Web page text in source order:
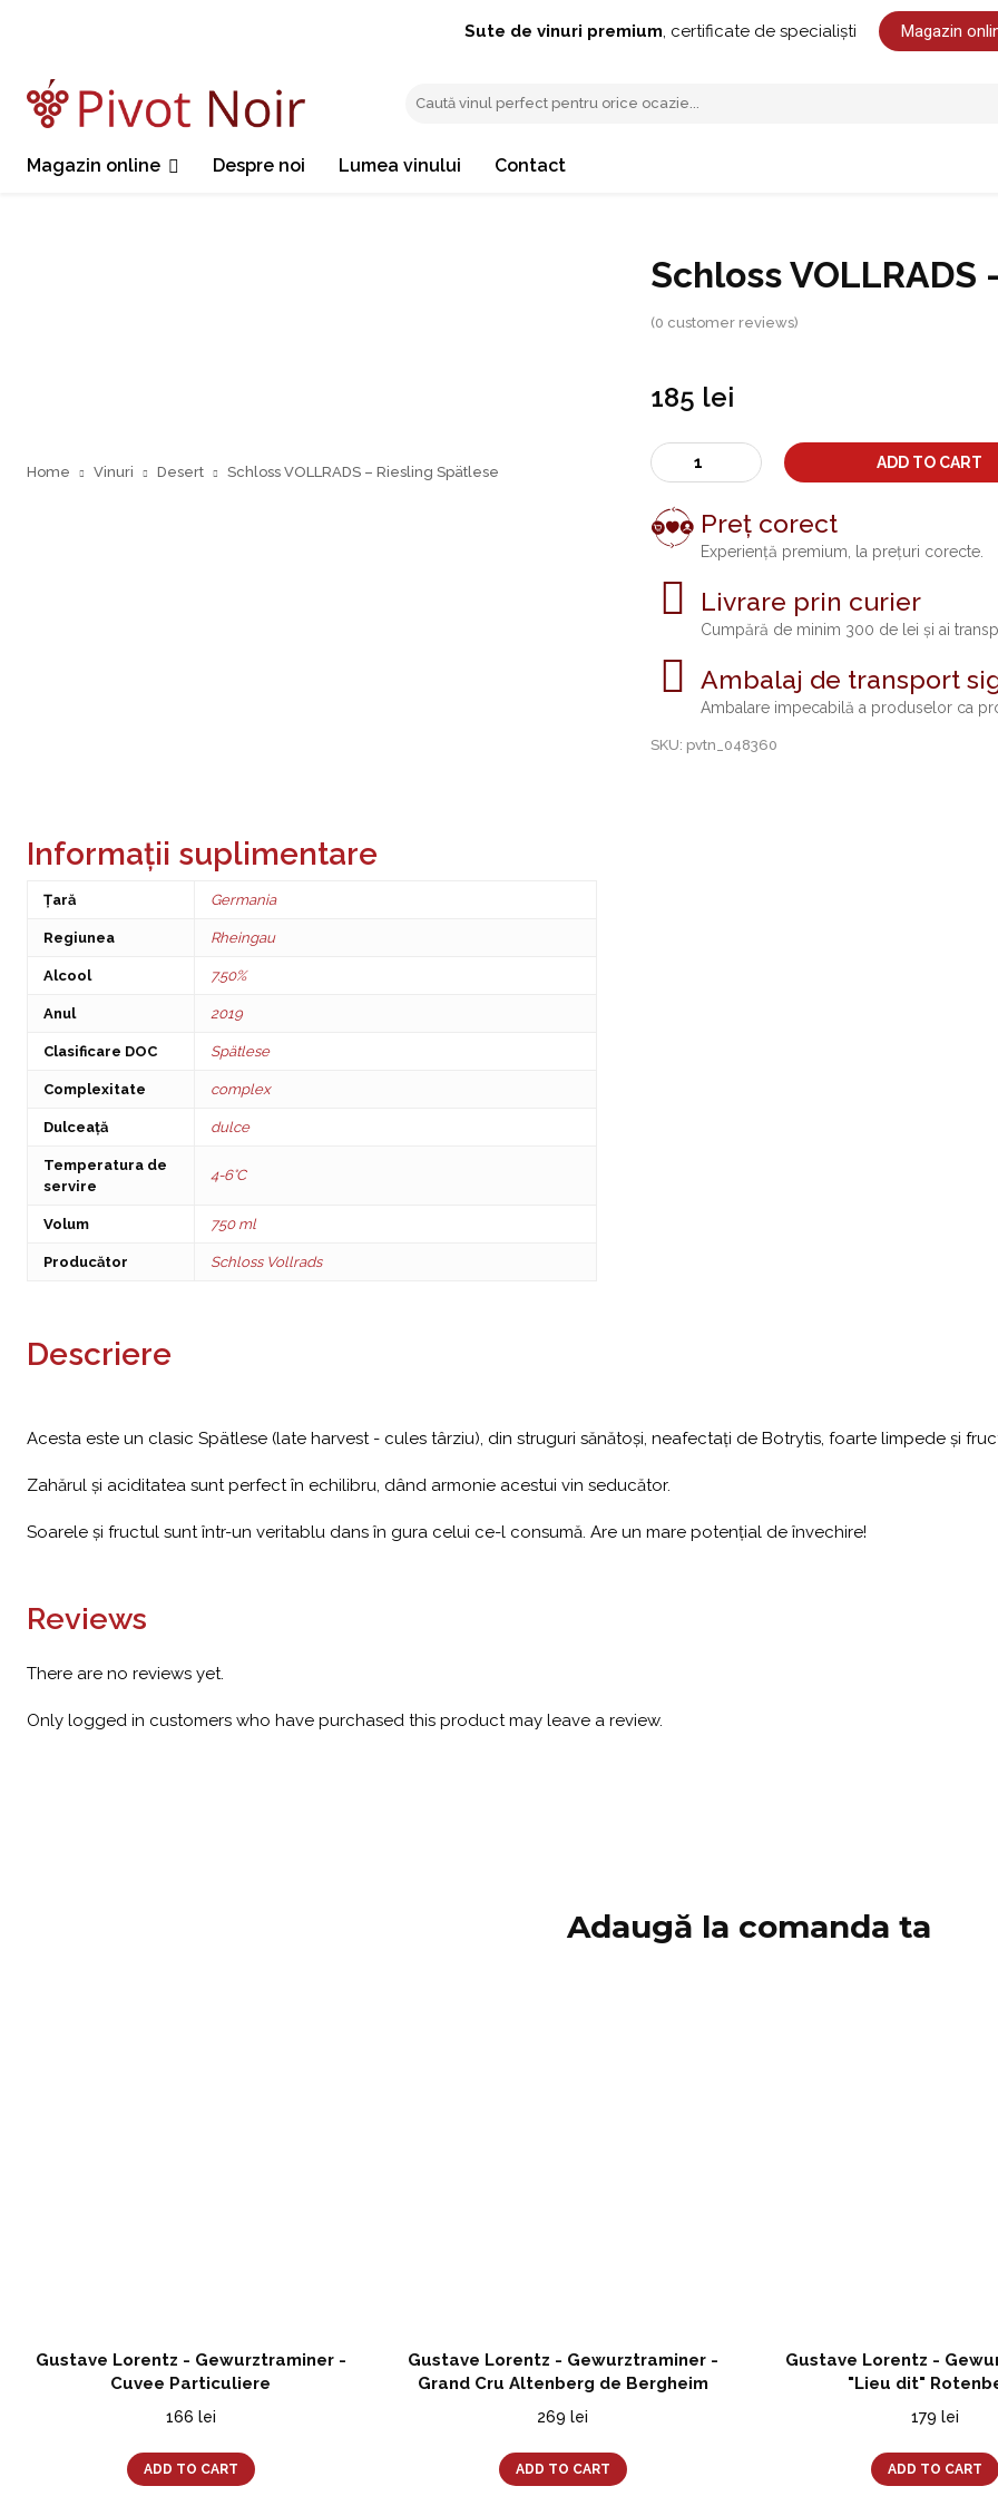
Sute de vinuri premium, certificate de specialiști Magazin
Magazin online Despre noi Lumea vinului Contact
Home Vinuri Desert Schloss VOLLRADS – Riesling Spätlese
Schloss
(0 customer reviews)
185 lei
Schloss
VOLLRADS
Riesling
Spätlese
ADD TO CART
Preț corect
Experiență premium, la prețuri corecte.
Livrare prin curier
Cumpără de minim 300 de lei și ai
Ambalaj de transport
Ambalare impecabilă a produselor ca
SKU: pvtn_048360
Informații suplimentare
Țară Germania
Regiunea Rheingau
Alcool 7.50%
Anul 2019
Clasificare DOC Spätlese
Complexitate complex
Dulceață dulce
Temperatura de
servire
4-6°C
Volum 750 ml
Producător Schloss Vollrads
Descriere
Acesta este un clasic Spätlese (late harvest - cules târziu), din struguri sănătoși, neafectați de Botrytis, foarte limpede și
Zahărul și aciditatea sunt perfect în echilibru, dând armonie acestui vin seducător.
Soarele și fructul sunt într-un veritablu dans în gura celui ce-l consumă. Are un mare potențial de învechire!
Reviews
There are no reviews yet.
Only logged in customers who have purchased this product may leave a review.
Adaugă la comanda ta
Gustave Lorentz - Gewurztraminer -
Cuvee Particuliere
166 lei
ADD TO CART
Gustave Lorentz - Gewurztraminer -
Grand Cru Altenberg de Bergheim
269 lei
ADD TO CART
Gustave Lorentz -
"Lieu dit"
179 lei
ADD TO CART